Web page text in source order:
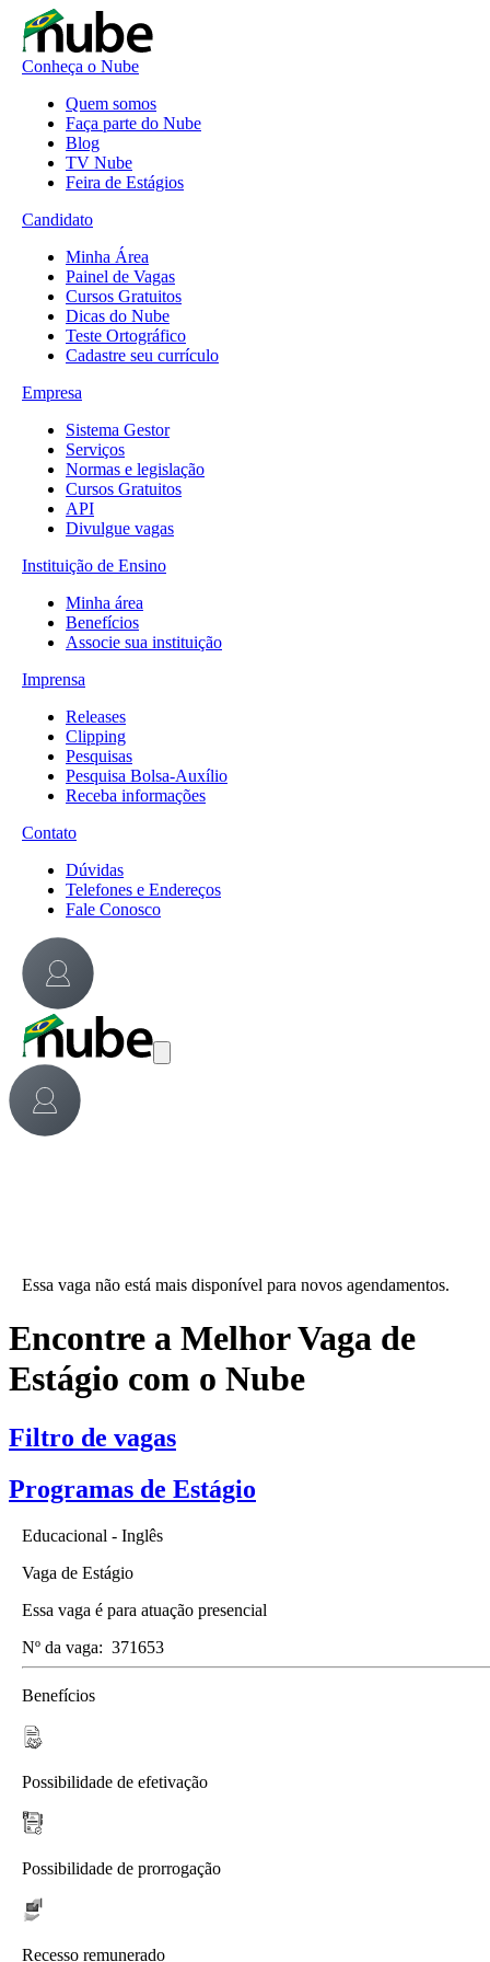
Conheça o Nube
Quem somos
Faça parte do Nube
Blog
TV Nube
Feira de Estágios
Candidato
Minha Área
Painel de Vagas
Cursos Gratuitos
Dicas do Nube
Teste Ortográfico
Cadastre seu currículo
Empresa
Sistema Gestor
Serviços
Normas e legislação
Cursos Gratuitos
API
Divulgue vagas
Instituição de Ensino
Minha área
Benefícios
Associe sua instituição
Imprensa
Releases
Clipping
Pesquisas
Pesquisa Bolsa-Auxílio
Receba informações
Contato
Dúvidas
Telefones e Endereços
Fale Conosco
Essa vaga não está mais disponível para novos agendamentos.
Encontre a Melhor Vaga de
Estágio com o Nube
Filtro de vagas
Programas de Estágio
Educacional - Inglês
Vaga de Estágio
Essa vaga é para atuação presencial
Nº da vaga: 371653
Benefícios
Possibilidade de efetivação
Possibilidade de prorrogação
Recesso remunerado